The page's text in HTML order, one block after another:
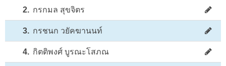
2. กรกมล สุขจิตร
3. กรชนก วยัคฆานนท์
4. กิตติพงศ์ บูรณะโสภณ